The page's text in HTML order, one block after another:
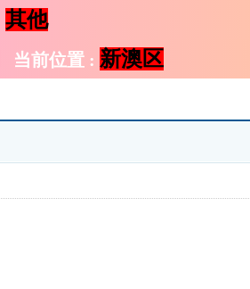
其他
当前位置 : 新澳区